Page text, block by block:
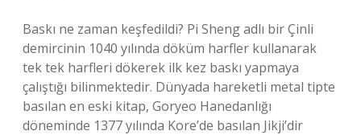
Baskı ne zaman keşfedildi? Pi Sheng adlı bir Çinli
demircinin 1040 yılında döküm harfler kullanarak
tek tek harfleri dökerek ilk kez baskı yapmaya
çalıştığı bilinmektedir. Dünyada hareketli metal tipte
basılan en eski kitap, Goryeo Hanedanlığı
döneminde 1377 yılında Kore’de basılan Jikji’dir